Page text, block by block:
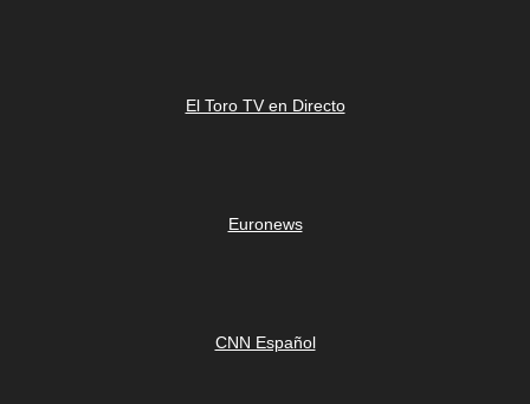
El Toro TV en Directo
Euronews
CNN Español